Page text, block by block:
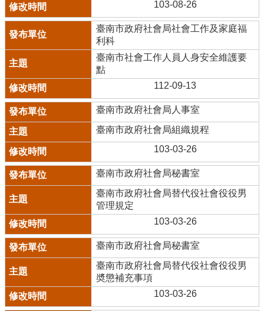
103-08-26
臺南市政府社會局社會工作及家庭福
利科
臺南市社會工作人員人身安全維護要
點
112-09-13
臺南市政府社會局人事室
臺南市政府社會局組織規程
103-03-26
臺南市政府社會局秘書室
臺南市政府社會局替代役社會役役男
管理規定
103-03-26
臺南市政府社會局秘書室
臺南市政府社會局替代役社會役役男
奬懲補充事項
103-03-26